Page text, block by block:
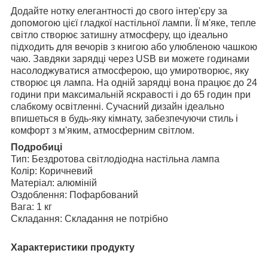
Додайте нотку елегантності до свого інтер'єру за
допомогою цієї гладкої настільної лампи. Її м'яке, тепле
світло створює затишну атмосферу, що ідеально
підходить для вечорів з книгою або улюбленою чашкою
чаю. Завдяки зарядці через USB ви можете годинами
насолоджуватися атмосферою, що умиротворює, яку
створює ця лампа. На одній зарядці вона працює до 24
години при максимальній яскравості і до 65 годин при
слабкому освітленні. Сучасний дизайн ідеально
впишеться в будь-яку кімнату, забезпечуючи стиль і
комфорт з м'яким, атмосферним світлом.
Подробиці
Тип: Бездротова світлодіодна настільна лампа
Колір: Коричневий
Матеріал: алюміній
Оздоблення: Пофарбований
Вага: 1 кг
Складання: Складання не потрібно
Характеристики продукту